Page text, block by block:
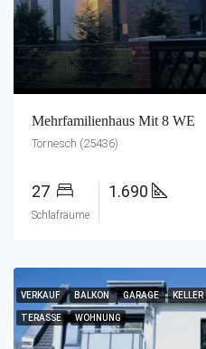
Mehrfamilienhaus Mit 8 WE
Tornesch (25436)
27
Schlafräume
1.690
VERKAUF BALKON GARAGE KELLER
TERASSE WOHNUNG